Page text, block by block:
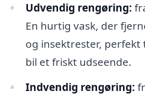
Udvendig rengøring:
En hurtig vask, der
og insektrester, perfekt
bil et friskt udseende.
Indvendig rengøring: